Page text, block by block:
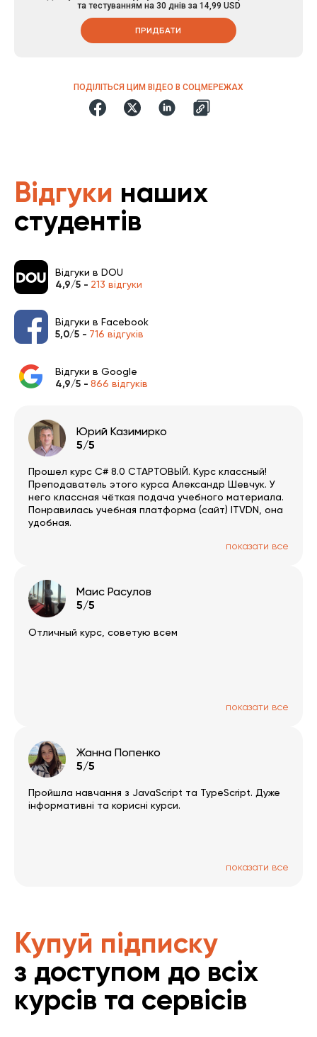
ПОДІЛІТЬСЯ ЦИМ ВІДЕО В СОЦМЕРЕЖАХ
та тестуванням на 30 днів за 14,99 USD
ПРИДБАТИ
Відгуки наших
студентів
Відгуки в DOU
4,9/5 - 213 відгуки
Відгуки в Facebook
5,0/5 - 716 відгуків
Відгуки в Google
4,9/5 - 866 відгуків
Юрий Казимирко
5/5
Прошел курс C# 8.0 СТАРТОВЫЙ. Курс классный!
Преподаватель этого курса Александр Шевчук. У
него классная чёткая подача учебного материала.
Понравилась учебная платформа (сайт) ITVDN, она
удобная.
показати все
Маис Расулов
5/5
Отличный курс, советую всем
показати все
Жанна Попенко
5/5
Пройшла навчання з JavaScript та TypeScript. Дуже
інформативні та корисні курси.
показати все
Купуй підписку
з доступом до всіх
курсів та сервісів